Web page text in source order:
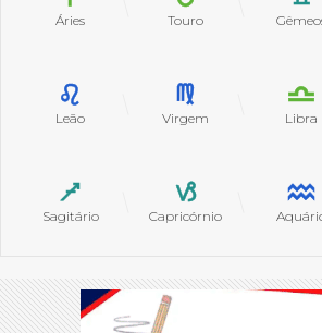
Áries Touro
Leão Virgem Libra
Sagitário Capricórnio